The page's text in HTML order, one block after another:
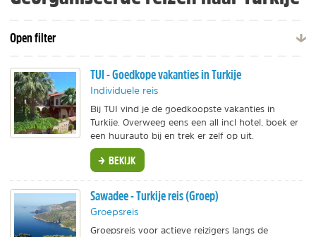
Open filter
TUI - Goedkope vakanties in Turkije
Individuele reis
Bij TUI vind je de goedkoopste vakanties in
Turkije. Overweeg eens een all incl hotel, boek er
een huurauto bij en trek er zelf op uit.
BEKIJK
Sawadee - Turkije reis (Groep)
Groepsreis
Groepsreis voor actieve reizigers langs de